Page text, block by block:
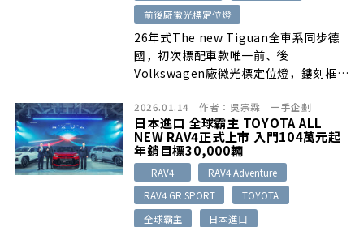
前後廠徽光標定位燈
26年式The new Tiguan全車系同步德
國，初次標配車款唯一前、後
Volkswagen廠徽光標定位燈，鏤刻框線
認的標誌性特色
2026.01.14 作者： 吳宗霖 一手企劃
日本進口 全球霸主 TOYOTA ALL
NEW RAV4正式上市 入門104萬元起
年銷目標30,000輛
RAV4
RAV4 Adventure
RAV4 GR SPORT
TOYOTA
全球霸主
日本進口